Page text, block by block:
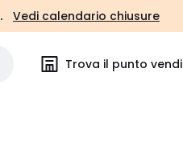
Vedi calendario chiusure
Trova il punto